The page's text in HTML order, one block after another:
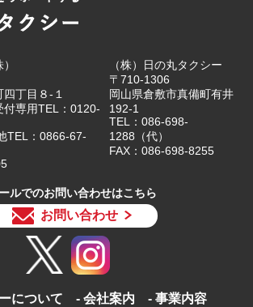
丁目８-１
付専用TEL：0120-
TEL：0866-67-
（株）日の丸タクシー
〒710-1306
岡山県倉敷市真備町有井
192-1
TEL：086-698-
1288（代）
FAX：086-698-8255
ルでのお問い合わせはこちら
お問い合わせ
について 会社案内
事業内容